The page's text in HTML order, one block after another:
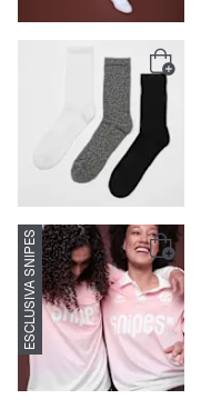
ESCLUSIVA SNIPES -45%